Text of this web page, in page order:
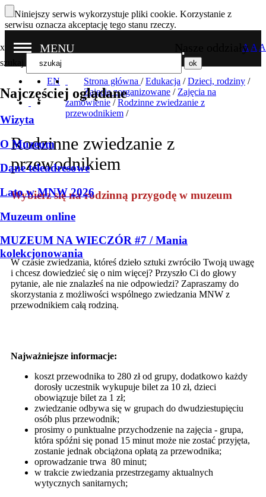
Niniejszy serwis wykorzystuje pliki cookie. Korzystanie z
serwisu oznacza akceptację tego stanu rzeczy.
Nasze oddziały
MENU
x
szukaj
Najczęściej oglądane
Wizyta
O Muzeum
Dane teleadresowe
Lato w MNW 2026
Muzeum online
MUZEUM NA WIECZÓR #7 / Mania
kolekcjonowania
A A A
EN Strona główna / Edukacja /Dzieci, rodziny /
Zajęcia zorganizowane / Zajęcia na
zamówienie /Rodzinne zwiedzanie z
przewodnikiem /
Rodzinne zwiedzanie z
przewodnikiem
Wybierz się na rodzinną przygodę w muzeum
W czasie zwiedzania, któreś dzieło sztuki zwróciło Twoją uwagę
i chcesz dowiedzieć się o nim więcej? Przyszło Ci do głowy
pytanie, ale nie znalazłeś na nie odpowiedzi? Zapraszamy do
skorzystania z możliwości wspólnego zwiedzania MNW z
przewodnikiem całą rodziną.
Najważniejsze informacje:
koszt przewodnika to 280 zł od grupy, dodatkowo każdy
dorosły uczestnik wykupuje bilet za 10 zł, dzieci
obowiązuje bilet za 1 zł;
zwiedzanie odbywa się w grupach do dwudziestupięciu
osób plus przewodnik;
prosimy o punktualne przychodzenie na zajęcia - grupa,
która spóźni się ponad 15 minut może nie zostać przyjęta,
zostanie jednak obciążona opłatą za przewodnika;
oprowadzanie trwa 80 minut;
w trakcie zwiedzania przestrzegamy aktualnych
wytycznych sanitarnych;